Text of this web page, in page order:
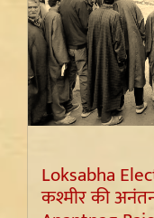
Loksabha
कश्मीर की